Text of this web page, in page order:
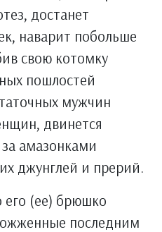
достанет
наварит побольше
свою котомку
пошлостей
мужчин
двинется
амазонками
джунглей и прерий.
его (ее) брюшко
последним